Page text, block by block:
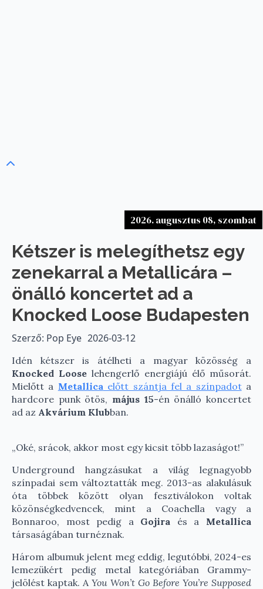
2026. augusztus 08, szombat
Kétszer is melegíthetsz egy
zenekarral a Metallicára –
önálló koncertet ad a
Knocked Loose Budapesten
Szerző: Pop Eye 2026-03-12
Idén kétszer is átélheti a magyar közösség a
Knocked Loose lehengerlő energiájú élő műsorát.
Mielőtt a Metallicaelőtt szántja fel a színpadota
hardcore punk ötös, május 15-én önálló koncertet
ad az Akvárium Klubban.
„Oké, srácok, akkor most egy kicsit több lazaságot!”
Underground hangzásukat a világ legnagyobb
színpadai sem változtatták meg. 2013-as alakulásuk
óta többek között olyan fesztiválokon voltak
közönségkedvencek, mint a Coachella vagy a
Bonnaroo, most pedig a Gojira és a Metallica
társaságában turnéznak.
Három albumuk jelent meg eddig, legutóbbi, 2024-es
lemezükért pedig metal kategóriában Grammy-
jelölést kaptak. AYou Won’t Go Before You’re Supposed